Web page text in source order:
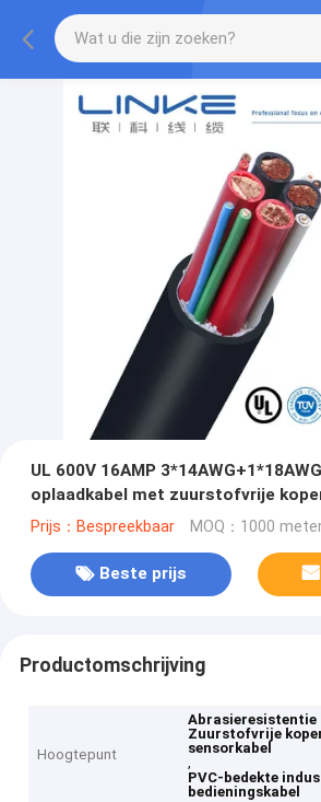
UL 600V 16AMP
oplaadkabel met zuurstofvrije
Prijs：Bespreekbaar MOQ：1000
Beste prijs
Productomschrijving
Hoogtepunt
Abrasieresistentie
Zuurstofvrije
sensorkabel
,
PVC-bedekte
bedieningskabel